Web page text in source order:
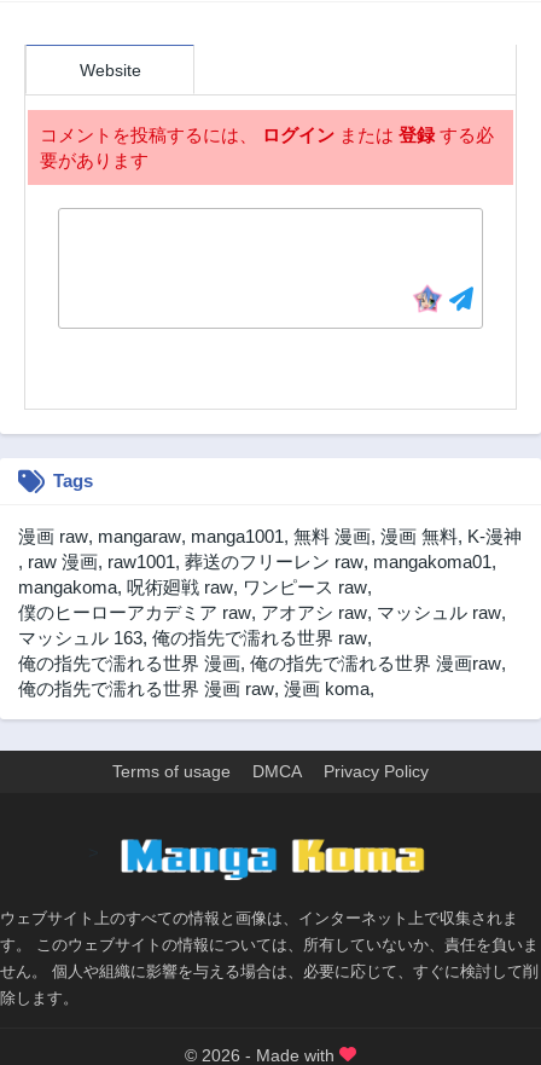
第32話
2ヶ月前
第30話
2ヶ月前
第29話
2ヶ月前
第28話
2ヶ月前 2ヶ月前
第18話
第16話
2ヶ月前
第15話
2ヶ月前
第14話
2ヶ月前
第13話
2ヶ月前
第12話
2ヶ月前
第11話
2ヶ月前
2ヶ月前
第5話
第4話
2ヶ月前
第3話
2ヶ月前
第2話
Website
コメントを投稿するには、 ログイン または 登録する必
要があります
Tags
漫画 raw, mangaraw, manga1001, 無料 漫画, 漫画 無料, K-漫神
, raw 漫画, raw1001, 葬送のフリーレン raw, mangakoma01,
mangakoma, 呪術廻戦 raw, ワンピース raw,
僕のヒーローアカデミア raw, アオアシ raw, マッシュル raw,
マッシュル 163, 俺の指先で濡れる世界 raw,
俺の指先で濡れる世界 漫画, 俺の指先で濡れる世界 漫画raw,
俺の指先で濡れる世界 漫画 raw, 漫画 koma,
Terms of usage DMCA Privacy Policy
ウェブサイト上のすべての情報と画像は、インターネット上で収集されま
す。 このウェブサイトの情報については、所有していないか、責任を負いま
せん。 個人や組織に影響を与える場合は、必要に応じて、すぐに検討して削
除します。
© 2026 - Made with